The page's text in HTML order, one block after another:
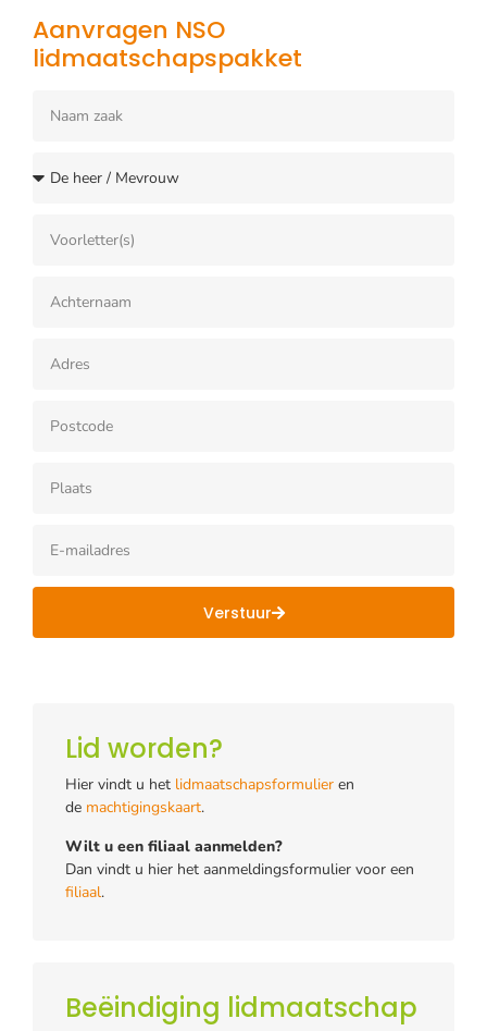
Aanvragen NSO
lidmaatschapspakket
Verstuur
Lid worden?
Hier vindt u het lidmaatschapsformulier en
de machtigingskaart.
Wilt u een filiaal aanmelden?
Dan vindt u hier het aanmeldingsformulier voor een
filiaal.
Beëindiging lidmaatschap